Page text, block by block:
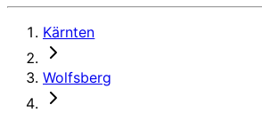
Kärnten
Wolfsberg